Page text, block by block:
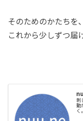
そのためのかたちを、
これから少しずつ届
刺
動